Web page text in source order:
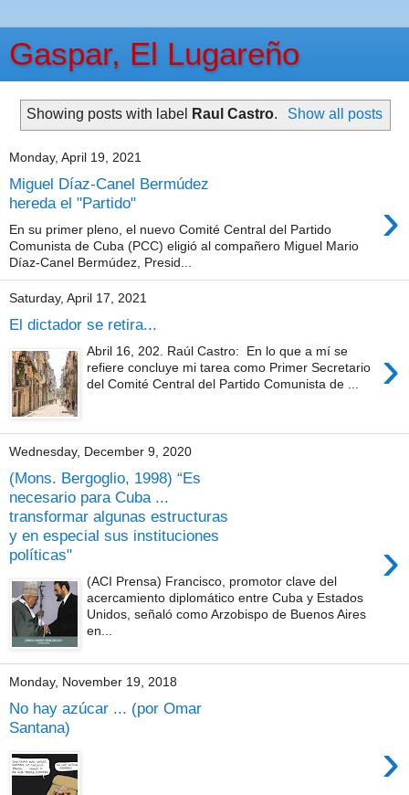
Gaspar, El Lugareño
Showing posts with label Raul Castro. Show all posts
Monday, April 19, 2021
Miguel Díaz-Canel Bermúdez
hereda el "Partido"
›
En su primer pleno, el nuevo Comité Central del Partido
Comunista de Cuba (PCC) eligió al compañero Miguel Mario
Díaz-Canel Bermúdez, Presid...
Saturday, April 17, 2021
El dictador se retira...
›
Abril 16, 202. Raúl Castro: En lo que a mí se
refiere concluye mi tarea como Primer Secretario
del Comité Central del Partido Comunista de ...
Wednesday, December 9, 2020
(Mons. Bergoglio, 1998) “Es
necesario para Cuba ...
transformar algunas estructuras
y en especial sus instituciones
políticas"
›
(ACI Prensa) Francisco, promotor clave del
acercamiento diplomático entre Cuba y Estados
Unidos, señaló como Arzobispo de Buenos Aires
en...
Monday, November 19, 2018
No hay azúcar ... (por Omar
Santana)
›